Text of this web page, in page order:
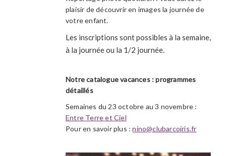
plaisir de découvrir en images la journée de
votre enfant.
Les inscriptions sont possibles à la semaine,
à la journée ou la 1/2 journée.
Notre catalogue vacances : programmes
détaillés
Semaines du 23 octobre au 3 novembre :
Entre Terre et Ciel
Pour en savoir plus :nino@clubarcoiris.fr